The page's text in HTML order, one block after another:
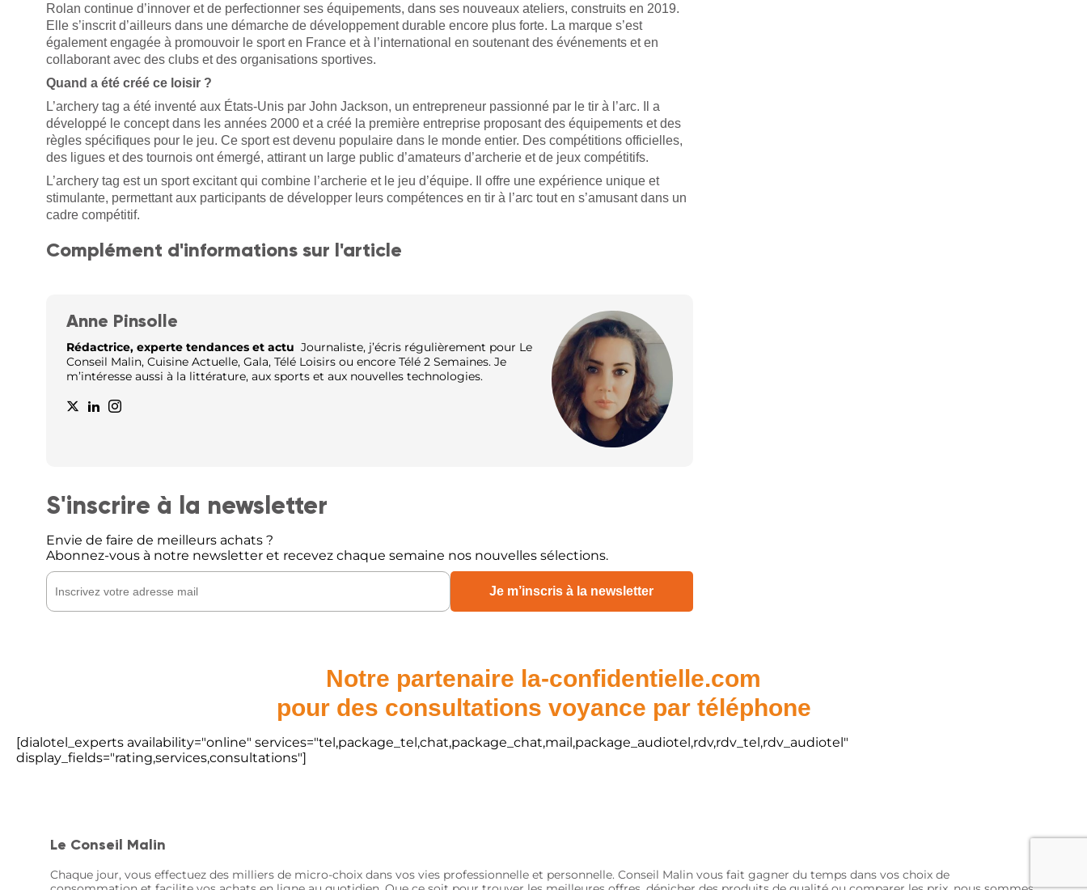
Rolan continue d’innover et de perfectionner ses équipements, dans ses nouveaux ateliers, construits en 2019.
Elle s’inscrit d’ailleurs dans une démarche de développement durable encore plus forte. La marque s’est
également engagée à promouvoir le sport en France et à l’international en soutenant des événements et en
collaborant avec des clubs et des organisations sportives.
Quand a été créé ce loisir ?
L’archery tag a été inventé aux États-Unis par John Jackson, un entrepreneur passionné par le tir à l’arc. Il a
développé le concept dans les années 2000 et a créé la première entreprise proposant des équipements et des
règles spécifiques pour le jeu. Ce sport est devenu populaire dans le monde entier. Des compétitions officielles,
des ligues et des tournois ont émergé, attirant un large public d’amateurs d’archerie et de jeux compétitifs.
L’archery tag est un sport excitant qui combine l’archerie et le jeu d’équipe. Il offre une expérience unique et
stimulante, permettant aux participants de développer leurs compétences en tir à l’arc tout en s’amusant dans un
cadre compétitif.
Complément d'informations sur l'article
Anne Pinsolle
Rédactrice, experte tendances et actu Journaliste, j’écris régulièrement pour Le
Conseil Malin, Cuisine Actuelle, Gala, Télé Loisirs ou encore Télé 2 Semaines. Je
m’intéresse aussi à la littérature, aux sports et aux nouvelles technologies.
S'inscrire à la newsletter
Envie de faire de meilleurs achats ?
Abonnez-vous à notre newsletter et recevez chaque semaine nos nouvelles sélections.
Notre partenaire la-confidentielle.com
pour des consultations voyance par téléphone
[dialotel_experts availability="online" services="tel,package_tel,chat,package_chat,mail,package_audiotel,rdv,rdv_tel,rdv_audiotel"
display_fields="rating,services,consultations"]
Le Conseil Malin
Chaque jour, vous effectuez des milliers de micro-choix dans vos vies professionnelle et personnelle. Conseil Malin vous fait gagner du temps dans vos choix de